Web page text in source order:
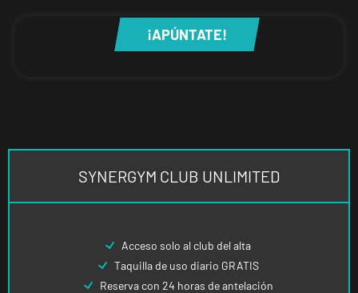
¡APÚNTATE!
SYNERGYM CLUB UNLIMITED
Acceso solo al club del alta
Taquilla de uso diario GRATIS
Reserva con 24 horas de antelación